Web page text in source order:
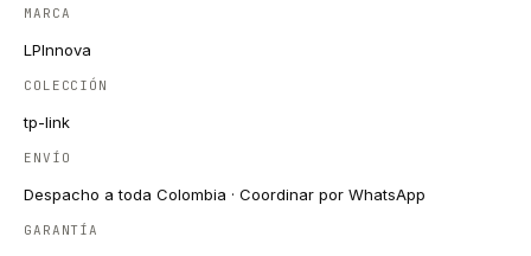
MARCA
LPInnova
COLECCIÓN
tp-link
ENVÍO
Despacho a toda Colombia · Coordinar por WhatsApp
GARANTÍA